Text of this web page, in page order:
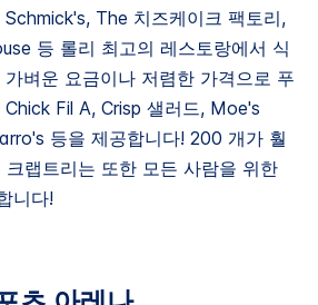
The 치즈케이크 팩토리,
등 롤리 최고의 레스토랑에서 식
벼운 요금이나 저렴한 가격으로 푸
Fil A, Crisp 샐러드, Moe's
등을 제공합니다! 200 개가 훨
랩트리는 또한 모든 사람을 위한
니다!